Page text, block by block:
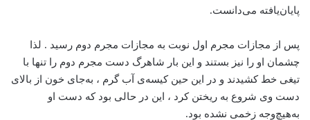
پایان‌یافته می‌دانست.
پس از مجازات مجرم اول نوبت به مجازات مجرم دوم رسید . لذا
چشمان او را نیز بستند و این بار شاهرگ دست مجرم دوم را تنها با
تیغی خط کشیدند و در این حین کیسه‌ی آب گرم ، به‌جای خون از بالای
دست وی شروع به ریختن کرد ، این در حالی بود که دست او
به‌هیچ‌وجه زخمی نشده بود.